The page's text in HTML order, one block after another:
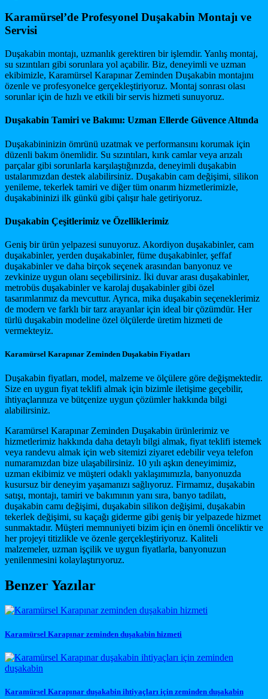
Karamürsel’de Profesyonel Duşakabin Montajı ve
Servisi
Duşakabin montajı, uzmanlık gerektiren bir işlemdir. Yanlış montaj,
su sızıntıları gibi sorunlara yol açabilir. Biz, deneyimli ve uzman
ekibimizle, Karamürsel Karapınar Zeminden Duşakabin montajını
özenle ve profesyonelce gerçekleştiriyoruz. Montaj sonrası olası
sorunlar için de hızlı ve etkili bir servis hizmeti sunuyoruz.
Duşakabin Tamiri ve Bakımı: Uzman Ellerde Güvence Altında
Duşakabininizin ömrünü uzatmak ve performansını korumak için
düzenli bakım önemlidir. Su sızıntıları, kırık camlar veya arızalı
parçalar gibi sorunlarla karşılaştığınızda, deneyimli duşakabin
ustalarımızdan destek alabilirsiniz. Duşakabin cam değişimi, silikon
yenileme, tekerlek tamiri ve diğer tüm onarım hizmetlerimizle,
duşakabininizi ilk günkü gibi çalışır hale getiriyoruz.
Duşakabin Çeşitlerimiz ve Özelliklerimiz
Geniş bir ürün yelpazesi sunuyoruz. Akordiyon duşakabinler, cam
duşakabinler, yerden duşakabinler, füme duşakabinler, şeffaf
duşakabinler ve daha birçok seçenek arasından banyonuz ve
zevkinize uygun olanı seçebilirsiniz. İki duvar arası duşakabinler,
metrobüs duşakabinler ve karolaj duşakabinler gibi özel
tasarımlarımız da mevcuttur. Ayrıca, mika duşakabin seçeneklerimiz
de modern ve farklı bir tarz arayanlar için ideal bir çözümdür. Her
türlü duşakabin modeline özel ölçülerde üretim hizmeti de
vermekteyiz.
Karamürsel Karapınar Zeminden Duşakabin Fiyatları
Duşakabin fiyatları, model, malzeme ve ölçülere göre değişmektedir.
Size en uygun fiyat teklifi almak için bizimle iletişime geçebilir,
ihtiyaçlarınıza ve bütçenize uygun çözümler hakkında bilgi
alabilirsiniz.
Karamürsel Karapınar Zeminden Duşakabin ürünlerimiz ve
hizmetlerimiz hakkında daha detaylı bilgi almak, fiyat teklifi istemek
veya randevu almak için web sitemizi ziyaret edebilir veya telefon
numaramızdan bize ulaşabilirsiniz. 10 yılı aşkın deneyimimiz,
uzman ekibimiz ve müşteri odaklı yaklaşımımızla, banyonuzda
kusursuz bir deneyim yaşamanızı sağlıyoruz. Firmamız, duşakabin
satışı, montajı, tamiri ve bakımının yanı sıra, banyo tadilatı,
duşakabin camı değişimi, duşakabin silikon değişimi, duşakabin
tekerlek değişimi, su kaçağı giderme gibi geniş bir yelpazede hizmet
sunmaktadır. Müşteri memnuniyeti bizim için en önemli önceliktir ve
her projeyi titizlikle ve özenle gerçekleştiriyoruz. Kaliteli
malzemeler, uzman işçilik ve uygun fiyatlarla, banyonuzun
yenilenmesini kolaylaştırıyoruz.
Benzer Yazılar
Karamürsel Karapınar zeminden duşakabin hizmeti
Karamürsel Karapınar duşakabin ihtiyaçları için zeminden duşakabin